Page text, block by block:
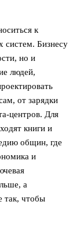
к
систем. Бизнесу
но и
людей,
от зарядки
Для
книги и
общин, где
и
а
так, чтобы